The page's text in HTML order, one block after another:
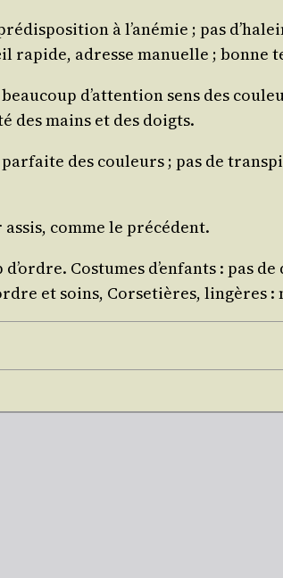
à l’a­né­mie ; pas
rapide, adresse manuelle ;
d’at­ten­tion sens des
des mains et des doigts.
des cou­leurs ; pas de
comme le précédent.
Cos­tumes d’en­fants : pas
et soins, Cor­se­tières, lin­gères